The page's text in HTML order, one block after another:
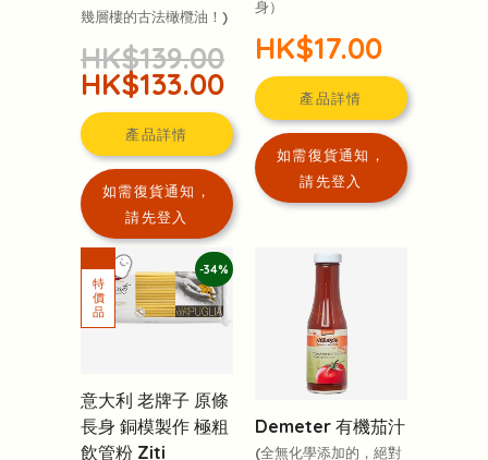
幾層樓的古法橄欖油！)
HK$139.00
HK$133.00
產品詳情
如需復貨通知，
請先登入
身）
HK$17.00
產品詳情
如需復貨通知，
請先登入
-34%
意大利 老牌子 原條
長身 銅模製作 極粗
飲管粉 Ziti
Demeter 有機茄汁
(全無化學添加的，絕對